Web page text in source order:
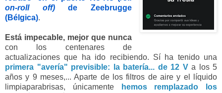
on-roll off)deZeebrugge
(Bélgica).
Está impecable, mejor que nunca
con los centenares de
actualizaciones que ha ido recibiendo. Sí ha tenido una
primera "avería" previsible: la batería... de 12 Va los 5
años y 9 meses,... Aparte de los filtros de aire y el líquido
limpiaparabrisas, únicamente
hemos remplazado los